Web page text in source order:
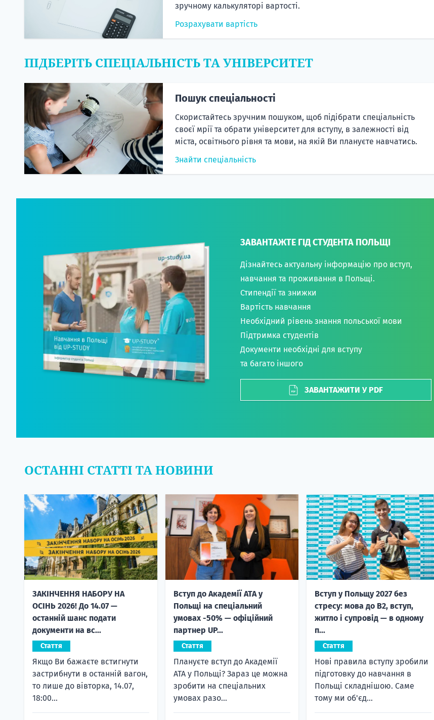
зручному калькуляторі вартості.
Розрахувати вартість
ПІДБЕРІТЬ СПЕЦІАЛЬНІСТЬ ТА УНІВЕРСИТЕТ
Пошук спеціальності
Скористайтесь зручним пошуком, щоб підібрати спеціальність
своєї мрії та обрати університет для вступу, в залежності від
міста, освітнього рівня та мови, на якій Ви плануєте навчатись.
Знайти спеціальність
ЗАВАНТАЖТЕ ГІД СТУДЕНТА ПОЛЬЩІ
Дізнайтесь актуальну інформацію про вступ,
навчання та проживання в Польщі.
Стипендії та знижки
Вартість навчання
Необхідний рівень знання польської мови
Підтримка студентів
Документи необхідні для вступу
та багато іншого
ЗАВАНТАЖИТИ У PDF
ОСТАННІ СТАТТІ ТА НОВИНИ
ЗАКІНЧЕННЯ НАБОРУ НА
ОСІНЬ 2026! До 14.07 —
останній шанс подати
документи на вс...
Стаття
Якщо Ви бажаєте встигнути
застрибнути в останній вагон,
то лише до вівторка, 14.07,
18:00...
Вступ до Академії ATA у
Польщі на спеціальний
умовах -50% — офіційний
партнер UP...
Стаття
Плануєте вступ до Академії
ATA у Польщі? Зараз це можна
зробити на спеціальних
умовах разо...
Вступ у Польщу 2027 без
стресу: мова до B2, вступ,
житло і супровід — в одному
п...
Стаття
Нові правила вступу зробили
підготовку до навчання в
Польщі складнішою. Саме
тому ми об'єд...